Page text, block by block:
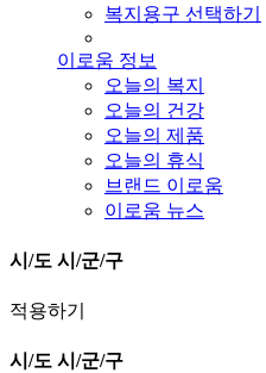
복지용구 선택하기
이로움 정보
오늘의 복지
오늘의 건강
오늘의 제품
오늘의 휴식
브랜드 이로움
이로움 뉴스
시/도 시/군/구
적용하기
시/도 시/군/구